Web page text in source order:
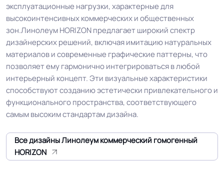
Особенности
коллекции
Высокая устойчивость на
истирание (Допускается
применение в помещениях с
интенсивностью нагрузки 43кл.)
Защитный слой 2.00 мм (2000) мкм
Допуск изменения
рабочего слоя
+-10% мкм
Допуск изменения
линейных размеров
эксплуатационные нагрузки, характерные для
высокоинтенсивных коммерческих и общественных
зон.Линолеум HORIZON предлагает широкий спектр
дизайнерских решений, включая имитацию натуральных
материалов и современные графические паттерны, что
позволяет ему гармонично интегрироваться в любой
интерьерный концепт. Эти визуальные характеристики
способствуют созданию эстетически привлекательного и
функционального пространства, соответствующего
самым высоким стандартам дизайна.
Все дизайны Линолеум коммерческий гомогенный
HORIZON